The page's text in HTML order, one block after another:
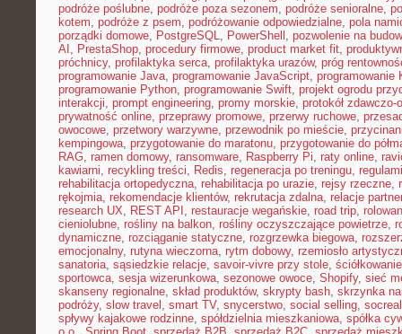
podróże poślubne, podróże poza sezonem, podróże senioralne,
kotem, podróże z psem, podróżowanie odpowiedzialne, pola
porządki domowe, PostgreSQL, PowerShell , pozwolenie na
AI , PrestaShop, procedury firmowe, product market fit,
próchnicy, profilaktyka serca, profilaktyka urazów, próg
programowanie Java, programowanie JavaScript, programowanie
programowanie Python, programowanie Swift, projekt ogrodu
interakcji, prompt engineering, promy morskie, protokół zdawczo-
prywatność online, przeprawy promowe, przerwy ruchowe,
owocowe, przetwory warzywne, przewodnik po mieście,
kempingowa, przygotowanie do maratonu, przygotowanie do
RAG, ramen domowy, ransomware, Raspberry Pi, raty online,
kawiarni, recykling treści, Redis, regeneracja po treningu,
rehabilitacja ortopedyczna, rehabilitacja po urazie, rejsy rzeczne,
rękojmia, rekomendacje klientów, rekrutacja zdalna, relacje
research UX, REST API , restauracje wegańskie, road trip,
cieniolubne, rośliny na balkon, rośliny oczyszczające powietrze,
dynamiczne, rozciąganie statyczne, rozgrzewka biegowa,
emocjonalny, rutyna wieczorna, rytm dobowy, rzemiosło
sanatoria, sąsiedzkie relacje, savoir-vivre przy stole, ściółkowanie
sportowca, sesja wizerunkowa, sezonowe owoce, Shopify, sieć
skanseny regionalne, skład produktów, skrypty bash, skrzynka
podróży, slow travel , smart TV, snycerstwo, social selling,
spływy kajakowe rodzinne, spółdzielnia mieszkaniowa, spółka